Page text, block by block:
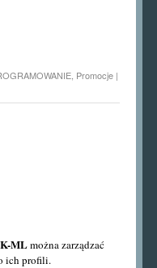
Promocje |
K-MLmożna zarządzać
ich profili.